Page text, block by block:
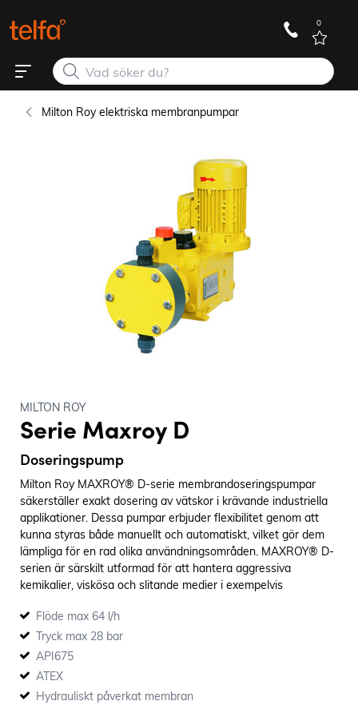
0
Milton Roy elektriska membranpumpar
MILTON ROY
Serie Maxroy D
Doseringspump
Milton Roy MAXROY® D-serie membrandoseringspumpar
säkerställer exakt dosering av vätskor i krävande industriella
applikationer. Dessa pumpar erbjuder flexibilitet genom att
kunna styras både manuellt och automatiskt, vilket gör dem
lämpliga för en rad olika användningsområden. MAXROY® D-
serien är särskilt utformad för att hantera aggressiva
kemikalier, viskösa och slitande medier i exempelvis
robusta konstruktion gör den också perfekt för användning i
ATEX-miljöer där det ställs höga krav på säkerhet och
prestanda.
Flöde max 64 l/h
Tryck max 28 bar
API675
ATEX
Hydrauliskt påverkat membran